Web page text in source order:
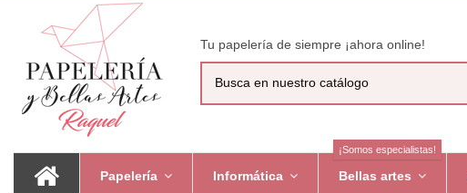
Tu papelería de siempre ¡ahora online!
Papelería Informática Bellas artes
¡Somos especialistas!